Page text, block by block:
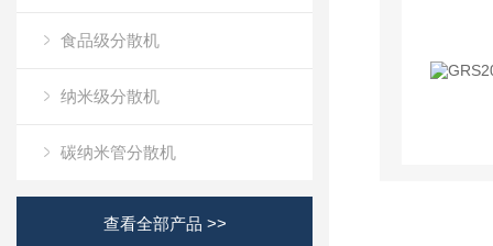
食品级分散机
纳米级分散机
碳纳米管分散机
查看全部产品 >>